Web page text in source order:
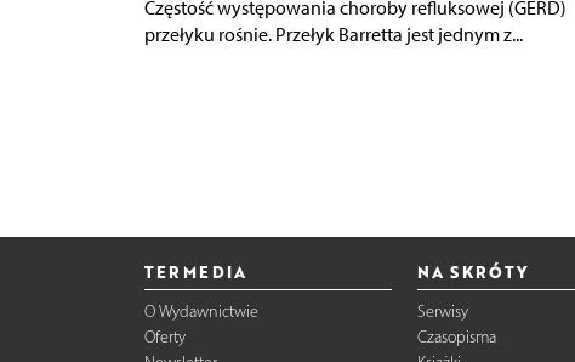
Częstość występowania choroby refluksowej (GERD)
przełyku rośnie. Przełyk Barretta jest jednym z...
TERMEDIA
O Wydawnictwie
Oferty
NA SKRÓTY
Serwisy
Czasopisma